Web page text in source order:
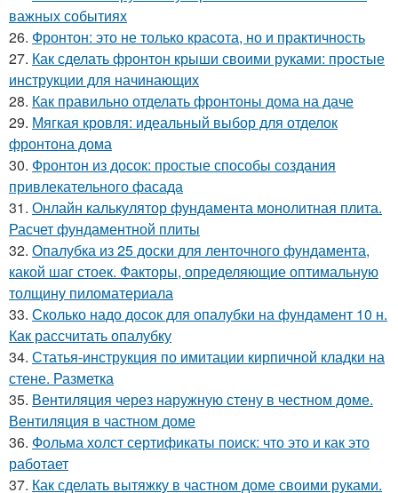
важных событиях
26. Фронтон: это не только красота, но и практичность
27. Как сделать фронтон крыши своими руками: простые
инструкции для начинающих
28. Как правильно отделать фронтоны дома на даче
29. Мягкая кровля: идеальный выбор для отделок
фронтона дома
30. Фронтон из досок: простые способы создания
привлекательного фасада
31. Онлайн калькулятор фундамента монолитная плита.
Расчет фундаментной плиты
32. Опалубка из 25 доски для ленточного фундамента,
какой шаг стоек. Факторы, определяющие оптимальную
толщину пиломатериала
33. Сколько надо досок для опалубки на фундамент 10 н.
Как рассчитать опалубку
34. Статья-инструкция по имитации кирпичной кладки на
стене. Разметка
35. Вентиляция через наружную стену в честном доме.
Вентиляция в частном доме
36. Фольма холст сертификаты поиск: что это и как это
работает
37. Как сделать вытяжку в частном доме своими руками.